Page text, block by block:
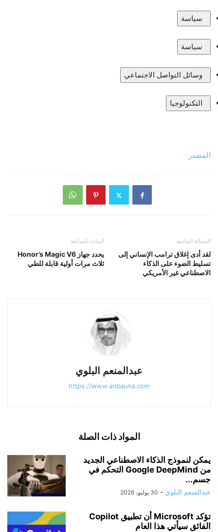
سياسة
سياسة
وسائل التواصل الاجتماعي
التكنولوجيا
المصدر
المادة السابقة
يحدد جهاز Honor’s Magic V6
ثلاث مرات أولية قابلة للطي
المقالة القادمة
لقد أدى إغلاق ترامب الإنساني إلى
تسليط الضوء على الذكاء
الاصطناعي غير الأمريكي
عبدالمنعم البلوي
https://www.anbauna.com
المواد ذات الصلة
يمكن لنموذج الذكاء الاصطناعي الجديد
من Google DeepMind التحكم في
جسم...
عبدالمنعم البلوي - 30 يوليو، 2026
تؤكد Microsoft أن تطبيق Copilot
الفائق سيأتي هذا العام